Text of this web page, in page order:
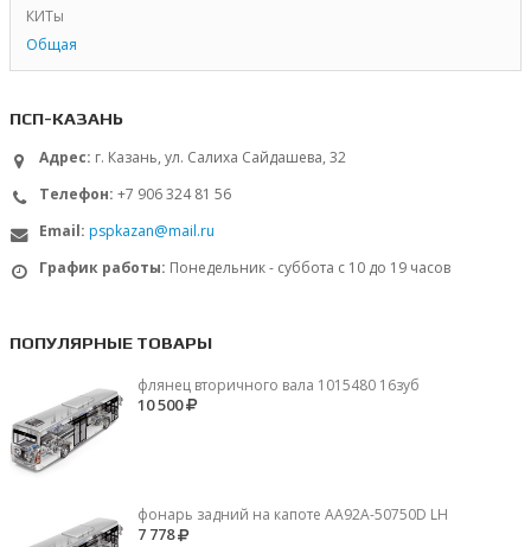
КИТы
Общая
ПСП-КАЗАНЬ
Адрес: г. Казань, ул. Салиха Сайдашева, 32
Телефон: +7 906 324 81 56
Email: pspkazan@mail.ru
График работы: Понедельник - суббота с 10 до 19 часов
ПОПУЛЯРНЫЕ ТОВАРЫ
флянец вторичного вала 1015480 16зуб
10 500
фонарь задний на капоте AA92A-50750D LH
7 778